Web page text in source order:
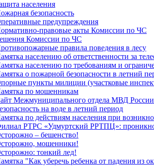
населения
безопасность
предупреждения
правовые акты Комиссии по ЧС
Комиссии по ЧС
правила поведения в лесу
населению об ответственности за
населению по требованиям и
о пожарной безопасности в летний
пункты милиции (участковые
по мошенникам
Межмуниципального отдела МВД
на воде в летний период
по действиям населения при
РТРС «Удмуртский РРТПЦ»:
– бешенство!
мошенники!
тонкий лед!
"Как уберечь ребенка от падения из